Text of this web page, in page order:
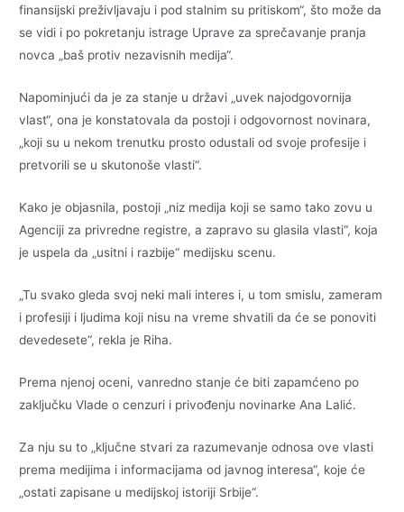
finansijski preživljavaju i pod stalnim su pritiskom“, što može da
se vidi i po pokretanju istrage Uprave za sprečavanje pranja
novca „baš protiv nezavisnih medija“.
Napominjući da je za stanje u državi „uvek najodgovornija
vlast“, ona je konstatovala da postoji i odgovornost novinara,
„koji su u nekom trenutku prosto odustali od svoje profesije i
pretvorili se u skutonoše vlasti“.
Kako je objasnila, postoji „niz medija koji se samo tako zovu u
Agenciji za privredne registre, a zapravo su glasila vlasti“, koja
je uspela da „usitni i razbije“ medijsku scenu.
„Tu svako gleda svoj neki mali interes i, u tom smislu, zameram
i profesiji i ljudima koji nisu na vreme shvatili da će se ponoviti
devedesete“, rekla je Riha.
Prema njenoj oceni, vanredno stanje će biti zapamćeno po
zaključku Vlade o cenzuri i privođenju novinarke Ana Lalić.
Za nju su to „ključne stvari za razumevanje odnosa ove vlasti
prema medijima i informacijama od javnog interesa“, koje će
„ostati zapisane u medijskoj istoriji Srbije“.